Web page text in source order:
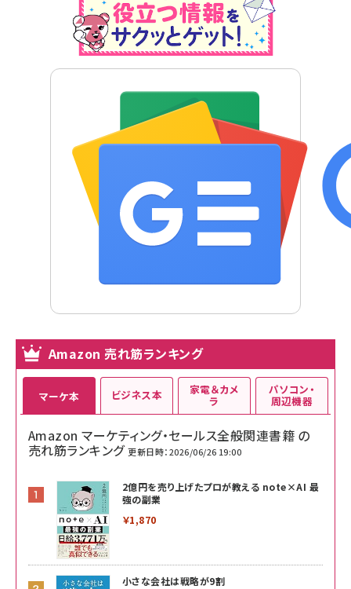
Amazon 売れ筋ランキング
マーケ本
Amazon マーケティング・セールス全般関連書籍 の
売れ筋ランキング 更新日時：2026/06/26 19:00
2億円を売り上げたプロが教える note×AI 最
強の副業
￥1,870
小さな会社は戦略が9割
ビジネス本 家電＆カメ
ラ
パソコン・
周辺機器